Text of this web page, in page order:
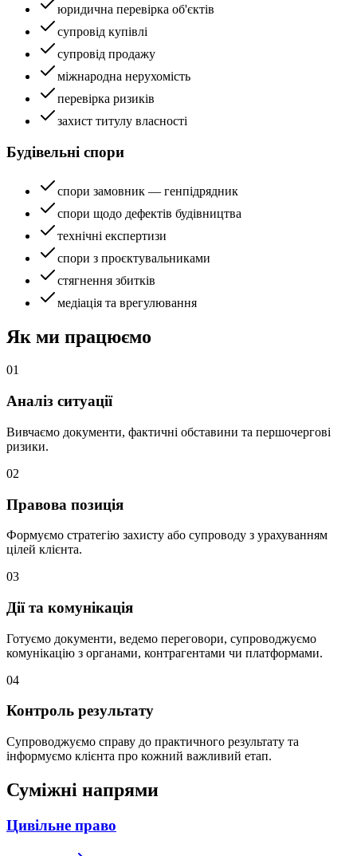
юридична перевірка об'єктів
супровід купівлі
супровід продажу
міжнародна нерухомість
перевірка ризиків
захист титулу власності
Будівельні спори
спори замовник — генпідрядник
спори щодо дефектів будівництва
технічні експертизи
спори з проєктувальниками
стягнення збитків
медіація та врегулювання
Як ми працюємо
01
Аналіз ситуації
Вивчаємо документи, фактичні обставини та першочергові
ризики.
02
Правова позиція
Формуємо стратегію захисту або супроводу з урахуванням
цілей клієнта.
03
Дії та комунікація
Готуємо документи, ведемо переговори, супроводжуємо
комунікацію з органами, контрагентами чи платформами.
04
Контроль результату
Супроводжуємо справу до практичного результату та
інформуємо клієнта про кожний важливий етап.
Суміжні напрями
Цивільне право